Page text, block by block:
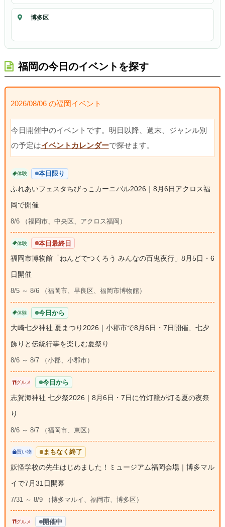
博多区
福岡の今日のイベントを探す
2026/08/06 の福岡イベント
今日開催中のイベントです。明日以降、週末、ジャンル別
の予定はイベントカレンダーで探せます。
体験 本日限り
ふれあいフェスタちびっこカーニバル2026｜8月6日アクロス福
岡で開催
8/6 （福岡市、中央区、アクロス福岡）
体験 本日最終日
福岡市博物館「ねんどでつくろう みんなの百鬼夜行」8月5日・6
日開催
8/5 ～ 8/6 （福岡市、早良区、福岡市博物館）
体験 今日から
大崎七夕神社 夏まつり2026｜小郡市で8月6日・7日開催、七夕
飾りと伝統行事を楽しむ夏祭り
8/6 ～ 8/7 （小郡、小郡市）
グルメ 今日から
志賀海神社 七夕祭2026｜8月6日・7日に竹灯籠が灯る夏の夜祭
り
8/6 ～ 8/7 （福岡市、東区）
買い物 まもなく終了
妖怪学校の先生はじめました！ミュージアム福岡会場｜博多マル
イで7月31日開幕
7/31 ～ 8/9 （博多マルイ、福岡市、博多区）
グルメ 開催中